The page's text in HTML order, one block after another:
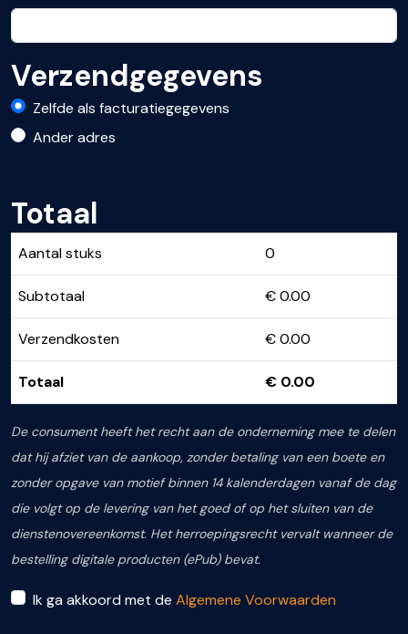
Verzendgegevens
Zelfde als facturatiegegevens
Ander adres
Totaal
Aantal stuks 0
Subtotaal €0.00
Verzendkosten €0.00
Totaal € 0.00
De consument heeft het recht aan de onderneming mee te delen
dat hij afziet van de aankoop, zonder betaling van een boete en
zonder opgave van motief binnen 14 kalenderdagen vanaf de dag
die volgt op de levering van het goed of op het sluiten van de
dienstenovereenkomst. Het herroepingsrecht vervalt wanneer de
bestelling digitale producten (ePub) bevat.
Ik ga akkoord met de Algemene Voorwaarden